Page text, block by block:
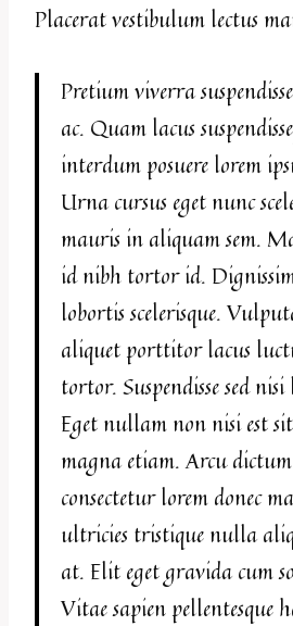
Placerat vestibulum lectus
Pretium viverra
ac. Quam lacus
interdum posuere lorem
Urna cursus eget nunc
mauris in aliquam sem.
id nibh tortor id.
lobortis scelerisque.
aliquet porttitor lacus
tortor. Suspendisse sed
Eget nullam non nisi est
magna etiam. Arcu
consectetur lorem donec
ultricies tristique nulla
at. Elit eget gravida cum
Vitae sapien